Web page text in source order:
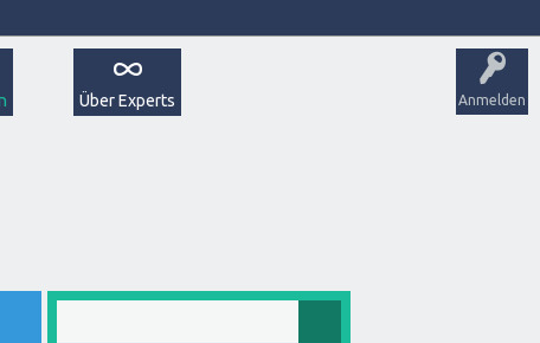
Anmelden
Über Experts